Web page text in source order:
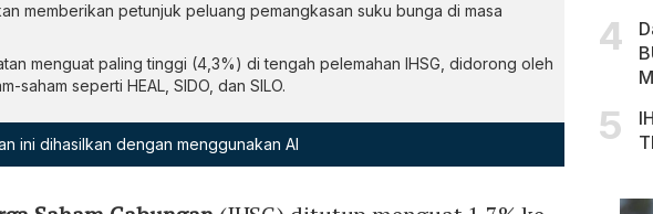
memberikan petunjuk peluang pemangkasan suku bunga di masa
menguat paling tinggi (4,3%) di tengah pelemahan IHSG, didorong oleh
saham seperti HEAL, SIDO, dan SILO.
ini dihasilkan dengan menggunakan AI